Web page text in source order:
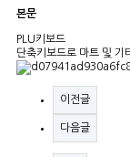
본문
PLU키보드
단축키보드로 마트 및 기
이전글
다음글